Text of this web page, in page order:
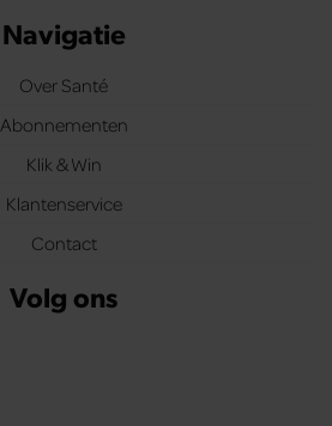
Navigatie
Over Santé
Abonnementen
Klik & Win
Klantenservice
Contact
Volg ons